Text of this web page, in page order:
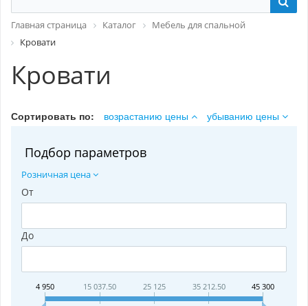
Главная страница Каталог
Мебель для спальной
Кровати
Кровати
Сортировать по: возрастанию цены убыванию цены
Подбор параметров
Розничная цена
От
До
4 950 15 037.50 25 125 35 212.50 45 300